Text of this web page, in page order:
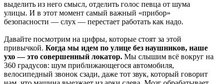
выделить из него смысл, отделить голос певца от шума
улицы. И в этот момент самый важный «прибор»
безопасности — слух — перестает работать как надо.
Давайте посмотрим на цифры, которые стоят за этой
привычкой. Когда мы идем по улице без наушников, наше
ухо — это совершенный локатор. Мы слышим всё вокруг на
360 градусов: шум приближающегося автомобиля,
велосипедный звонок сзади, даже тот звук, который говорит